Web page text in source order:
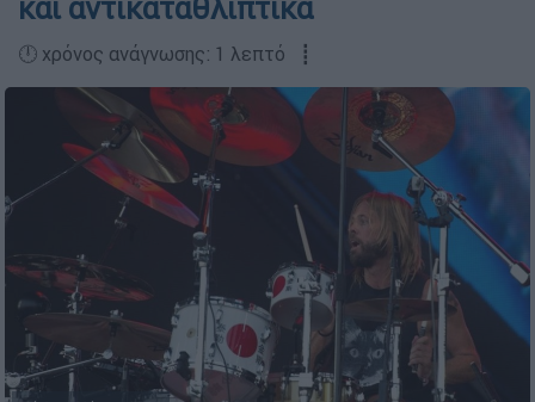
και αντικαταθλιπτικά
🕛 χρόνος ανάγνωσης: 1 λεπτό ┋